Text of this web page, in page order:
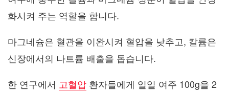
화시켜 주는 역할을 합니다.
마그네슘은 혈관을 이완시켜 혈압을 낮추고, 칼륨은
신장에서의 나트륨 배출을 돕습니다.
한 연구에서 고혈압 환자들에게 일일 여주 100g을 2